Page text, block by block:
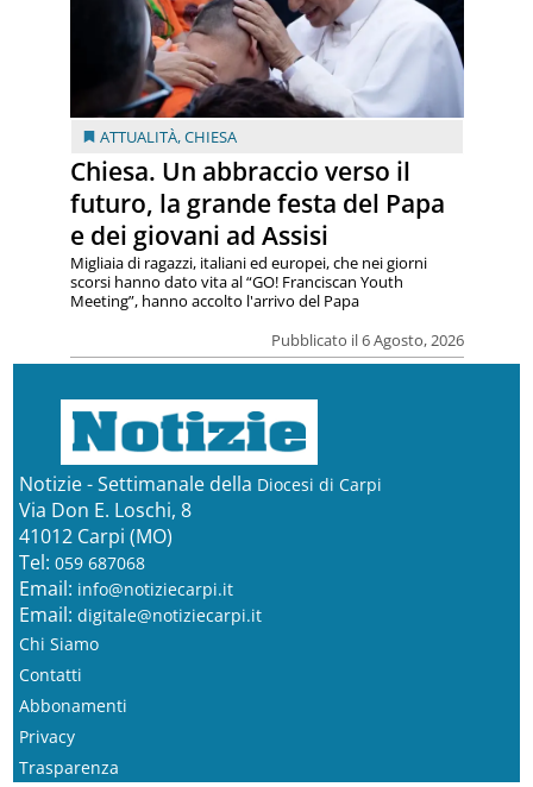
ATTUALITÀ,CHIESA
Chiesa. Un abbraccio verso il
futuro, la grande festa del Papa
e dei giovani ad Assisi
Pubblicato il 6 Agosto, 2026
Migliaia di ragazzi, italiani ed europei, che nei giorni
scorsi hanno dato vita al “GO! Franciscan Youth
Meeting”, hanno accolto l'arrivo del Papa
Notizie - Settimanale della Diocesi di Carpi
Via Don E. Loschi, 8
41012 Carpi (MO)
Tel: 059 687068
Email: info@notiziecarpi.it
Email: digitale@notiziecarpi.it
Chi Siamo
Contatti
Abbonamenti
Privacy
Trasparenza